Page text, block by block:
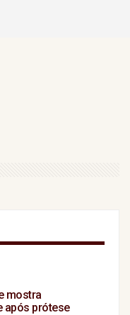
mostra
após prótese